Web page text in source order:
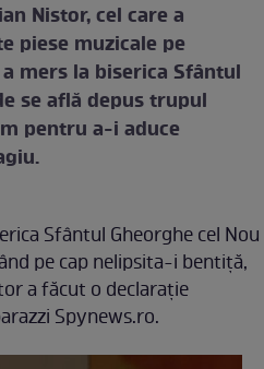
Nistor, cel care a
piese muzicale pe
mers la biserica Sfântul
se află depus trupul
pentru a-i aduce
Sfântul Gheorghe cel Nou
pe cap nelipsita-i bentiţă,
a făcut o declaraţie
Spynews.ro.